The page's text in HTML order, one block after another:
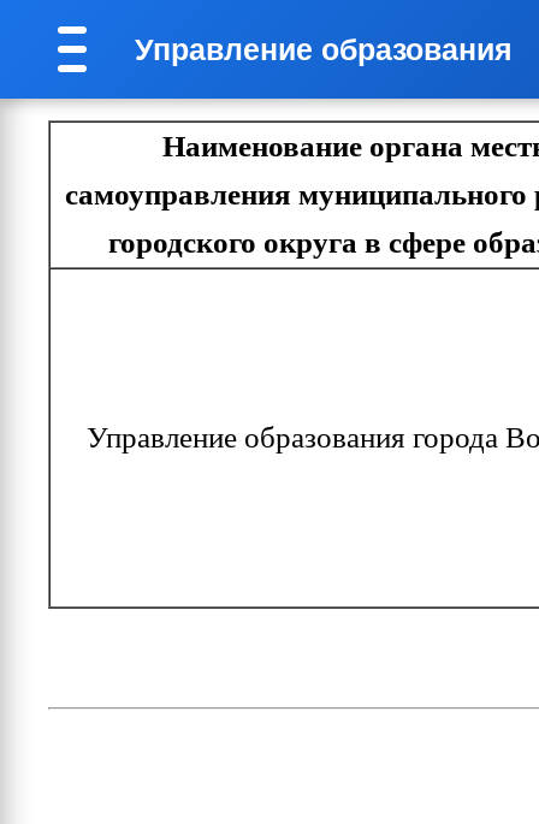
Управление образования
Наименование органа
самоуправления муниципального
городского округа в сфере
Управление образования города